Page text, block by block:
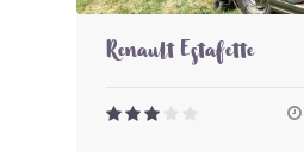
Renault Estafette